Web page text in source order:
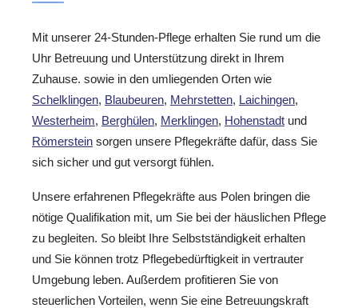
Mit unserer 24-Stunden-Pflege erhalten Sie rund um die
Uhr Betreuung und Unterstützung direkt in Ihrem
Zuhause. sowie in den umliegenden Orten wie
Schelklingen, Blaubeuren, Mehrstetten, Laichingen,
Westerheim, Berghülen, Merklingen, Hohenstadt und
Römerstein sorgen unsere Pflegekräfte dafür, dass Sie
sich sicher und gut versorgt fühlen.
Unsere erfahrenen Pflegekräfte aus Polen bringen die
nötige Qualifikation mit, um Sie bei der häuslichen Pflege
zu begleiten. So bleibt Ihre Selbstständigkeit erhalten
und Sie können trotz Pflegebedürftigkeit in vertrauter
Umgebung leben. Außerdem profitieren Sie von
steuerlichen Vorteilen, wenn Sie eine Betreuungskraft